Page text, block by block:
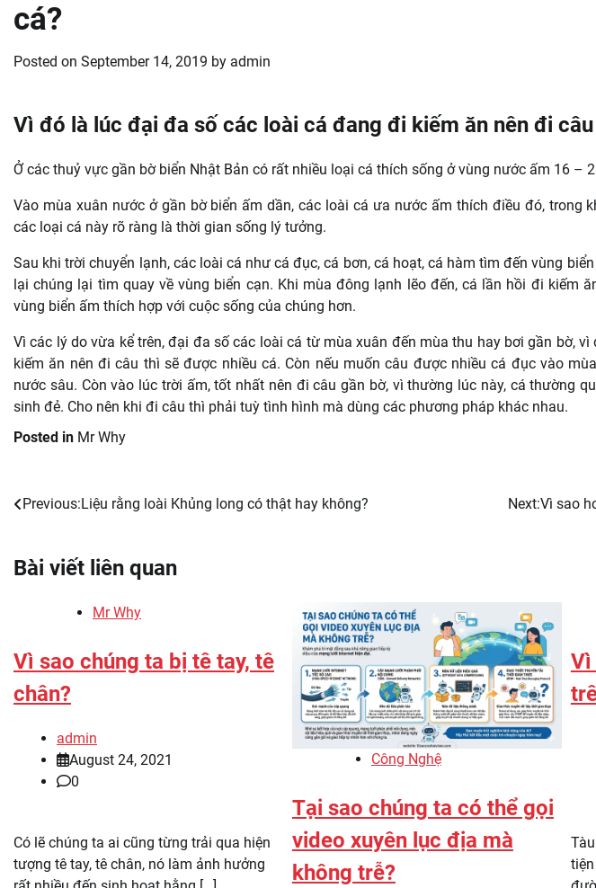
cá?
Posted on September 14, 2019 by admin
Vì đó là lúc đại đa số các loài cá đang đi kiếm ăn nên đi
Ở các thuỷ vực gần bờ biển Nhật Bản có rất nhiều loại cá thích sống ở vùng nước ấm 16 –
Vào mùa xuân nước ở gần bờ biển ấm dần, các loài cá ưa nước ấm thích điều đó, trong
các loại cá này rõ ràng là thời gian sống lý tưởng.
Sau khi trời chuyển lạnh, các loài cá như cá đục, cá bơn, cá hoạt, cá hàm tìm đến vùng
lại chúng lại tìm quay về vùng biển cạn. Khi mùa đông lạnh lẽo đến, cá lần hồi đi kiếm
vùng biển ấm thích hợp với cuộc sống của chúng hơn.
Vì các lý do vừa kể trên, đại đa số các loài cá từ mùa xuân đến mùa thu hay bơi gần bờ,
kiếm ăn nên đi câu thì sẽ được nhiều cá. Còn nếu muốn câu được nhiều cá đục vào
nước sâu. Còn vào lúc trời ấm, tốt nhất nên đi câu gần bờ, vì thường lúc này, cá thường
sinh đẻ. Cho nên khi đi câu thì phải tuỳ tình hình mà dùng các phương pháp khác nhau.
Posted in Mr Why
Post
Previous:Liệu rằng loài Khủng long có thật hay không? Next:Vì sao
Bài viết liên quan
Mr Why
Vì sao chúng ta bị tê tay, tê
chân?
admin
August 24, 2021
0
Có lẽ chúng ta ai cũng từng trải qua hiện
tượng tê tay, tê chân, nó làm ảnh hưởng
Công Nghệ
Tại sao chúng ta có thể gọi
video xuyên lục địa mà
không trễ?
Vì